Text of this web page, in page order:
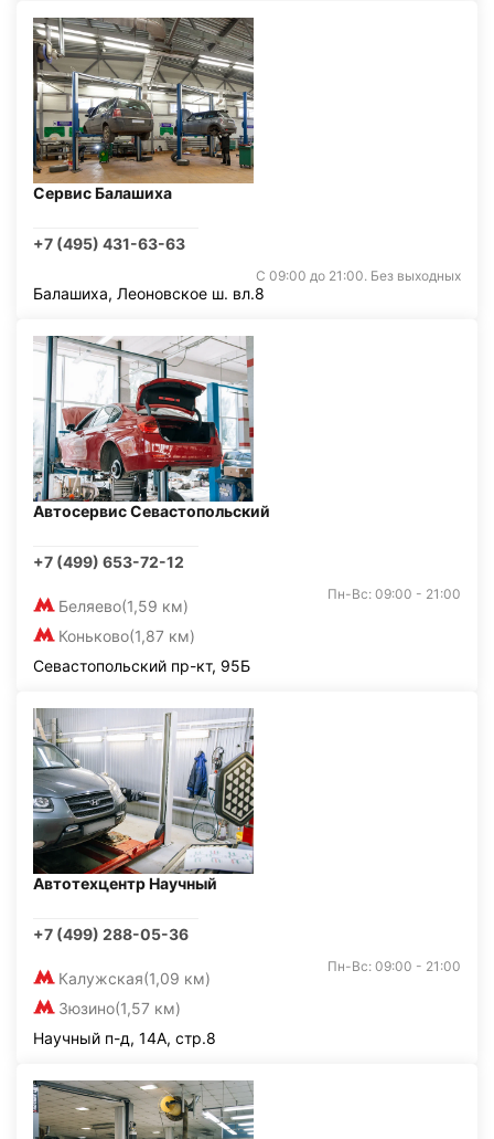
Сервис Балашиха
+7 (495) 431-63-63
С 09:00 до 21:00. Без выходных
Балашиха, Леоновское ш. вл.8
Автосервис Севастопольский
+7 (499) 653-72-12
Беляево(1,59 км)
Коньково(1,87 км)
Пн-Вс: 09:00 - 21:00
Севастопольский пр-кт, 95Б
Автотехцентр Научный
+7 (499) 288-05-36
Калужская(1,09 км)
Зюзино(1,57 км)
Пн-Вс: 09:00 - 21:00
Научный п-д, 14А, стр.8